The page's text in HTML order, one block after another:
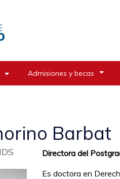
Admisiones y becas
Barbat
Directora del
Es doctora en